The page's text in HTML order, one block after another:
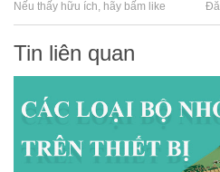
Nếu thấy hữu ích, hãy bấm like
Tin liên quan